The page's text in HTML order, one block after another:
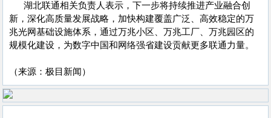
湖北联通相关负责人表示，下一步将持续推进产业融合创
新，深化高质量发展战略，加快构建覆盖广泛、高效稳定的万
兆光网基础设施体系，通过万兆小区、万兆工厂、万兆园区的
规模化建设，为数字中国和网络强省建设贡献更多联通力量。
（来源：极目新闻）